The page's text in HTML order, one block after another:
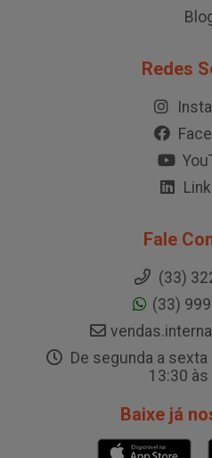
Redes
Fale
(33)
(33)
De segunda a
13:30 às
Baixe já